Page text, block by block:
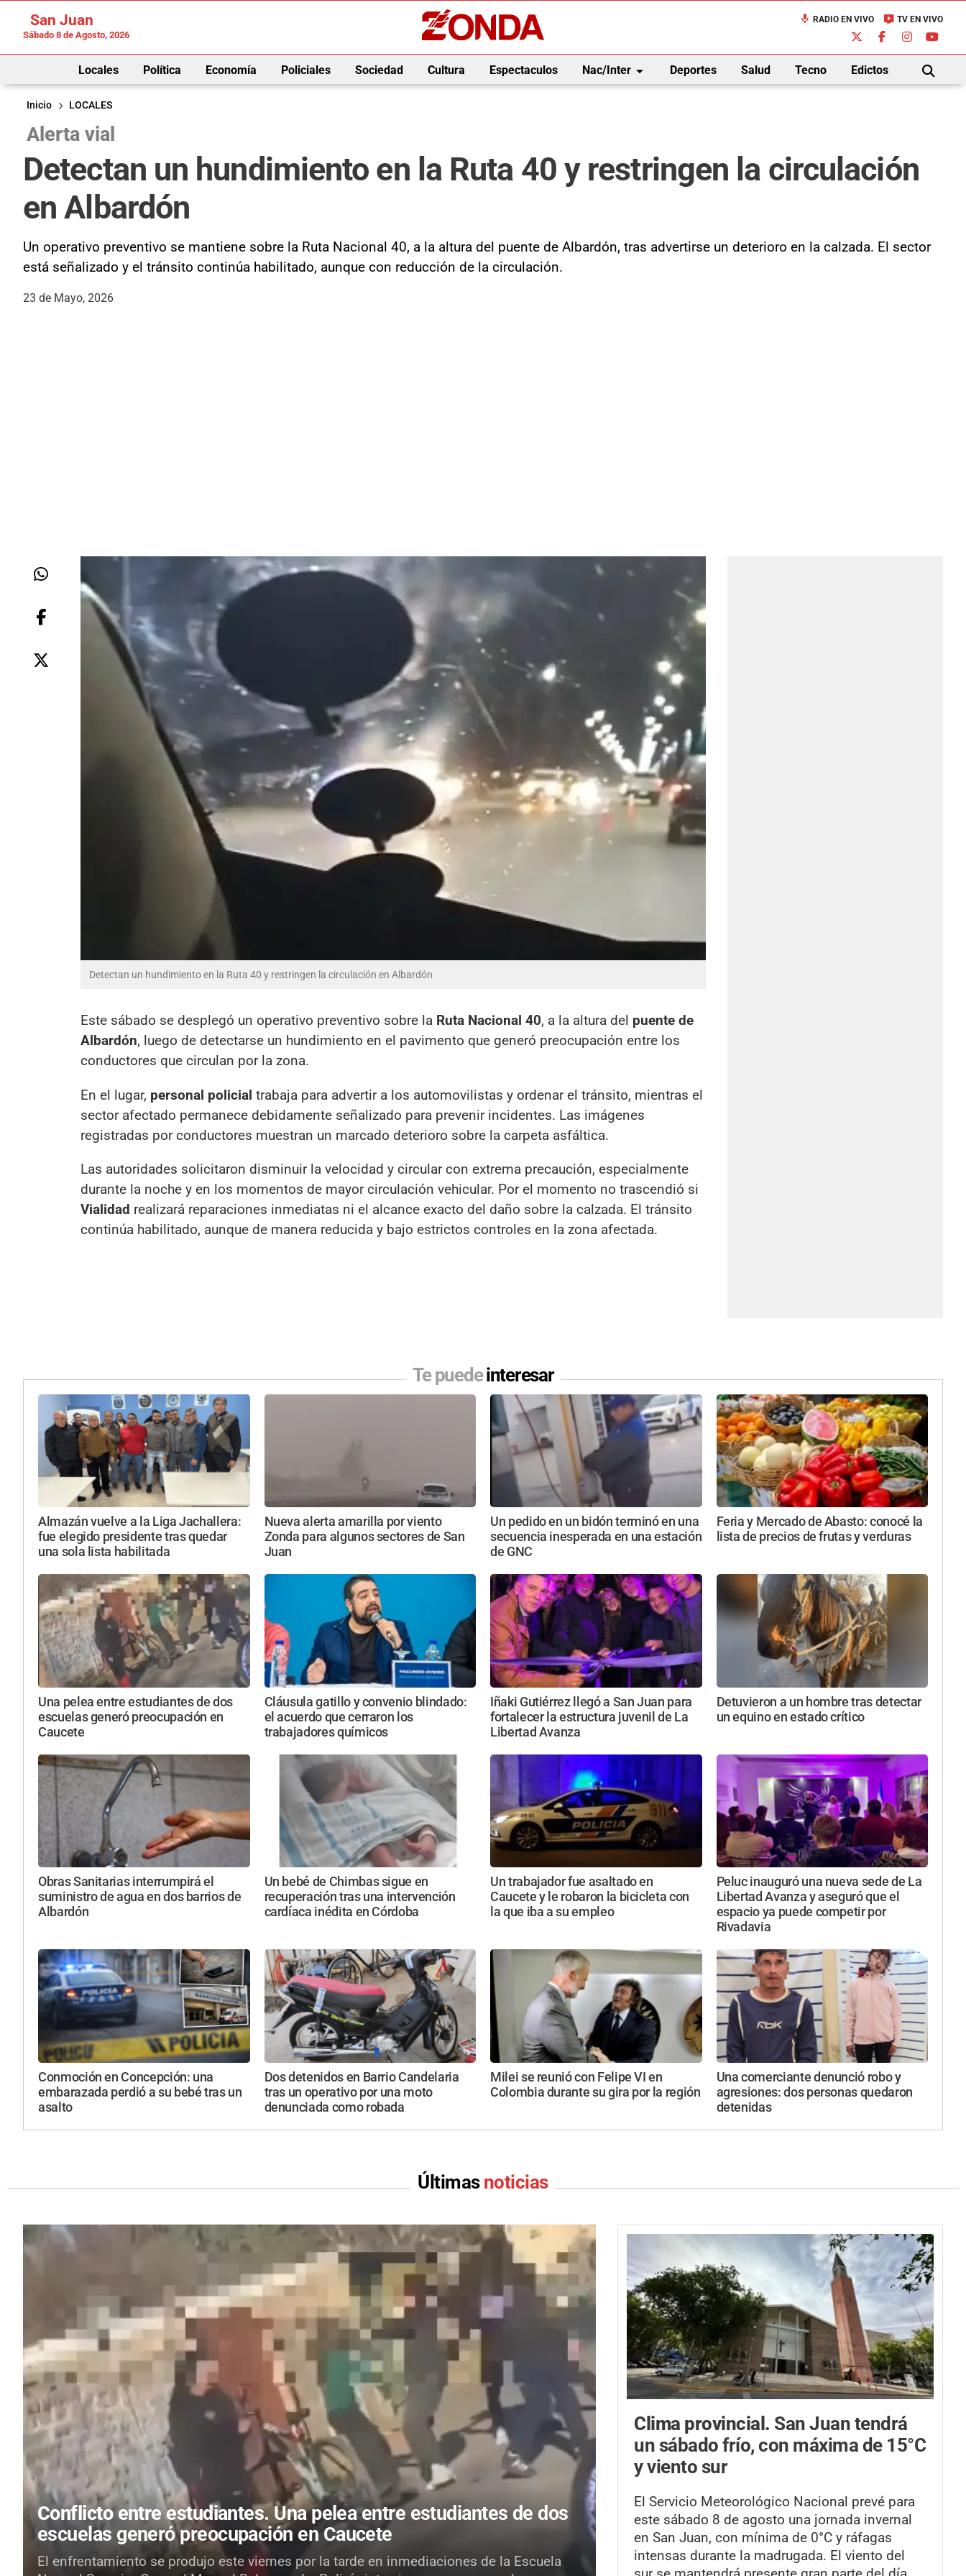
San Juan
Sábado 8 de Agosto, 2026
mic RADIO EN VIVO live_tv TV EN VIVO
Locales Política Economía Policiales Sociedad Cultura Espectaculos Nac/Interarrow_drop_down Deportes Salud Tecno Edictos
BUSCAR
Inicio
LOCALES
Alerta vial
Detectan un hundimiento en la Ruta 40 y restringen la circulación
en Albardón
Un operativo preventivo se mantiene sobre la Ruta Nacional 40, a la altura del puente de Albardón, tras advertirse un deterioro en la calzada. El sector
está señalizado y el tránsito continúa habilitado, aunque con reducción de la circulación.
23 de Mayo, 2026
Detectan un hundimiento en la Ruta 40 y restringen la circulación en Albardón
Este sábado se desplegó un operativo preventivo sobre la Ruta Nacional 40, a la altura del puente de
Albardón, luego de detectarse un hundimiento en el pavimento que generó preocupación entre los
conductores que circulan por la zona.
En el lugar, personal policial trabaja para advertir a los automovilistas y ordenar el tránsito, mientras el
sector afectado permanece debidamente señalizado para prevenir incidentes. Las imágenes
registradas por conductores muestran un marcado deterioro sobre la carpeta asfáltica.
Las autoridades solicitaron disminuir la velocidad y circular con extrema precaución, especialmente
durante la noche y en los momentos de mayor circulación vehicular. Por el momento no trascendió si
Vialidad realizará reparaciones inmediatas ni el alcance exacto del daño sobre la calzada. El tránsito
continúa habilitado, aunque de manera reducida y bajo estrictos controles en la zona afectada.
Te puedeinteresar
Almazán vuelve a la Liga Jachallera:
fue elegido presidente tras quedar
una sola lista habilitada
Nueva alerta amarilla por viento
Zonda para algunos sectores de San
Juan
Un pedido en un bidón terminó en una
secuencia inesperada en una estación
de GNC
Feria y Mercado de Abasto: conocé la
lista de precios de frutas y verduras
Una pelea entre estudiantes de dos
escuelas generó preocupación en
Caucete
Cláusula gatillo y convenio blindado:
el acuerdo que cerraron los
trabajadores químicos
Iñaki Gutiérrez llegó a San Juan para
fortalecer la estructura juvenil de La
Libertad Avanza
Detuvieron a un hombre tras detectar
un equino en estado crítico
Obras Sanitarias interrumpirá el
suministro de agua en dos barrios de
Albardón
Un bebé de Chimbas sigue en
recuperación tras una intervención
cardíaca inédita en Córdoba
Un trabajador fue asaltado en
Caucete y le robaron la bicicleta con
la que iba a su empleo
Peluc inauguró una nueva sede de La
Libertad Avanza y aseguró que el
espacio ya puede competir por
Rivadavia
Conmoción en Concepción: una
embarazada perdió a su bebé tras un
asalto
Dos detenidos en Barrio Candelaria
tras un operativo por una moto
denunciada como robada
Milei se reunió con Felipe VI en
Colombia durante su gira por la región
Una comerciante denunció robo y
agresiones: dos personas quedaron
detenidas
Últimas noticias
Conflicto entre estudiantes.Una pelea entre estudiantes de dos
escuelas generó preocupación en Caucete
El enfrentamiento se produjo este viernes por la tarde en inmediaciones de la Escuela
Clima provincial. San Juan tendrá
un sábado frío, con máxima de 15°C
y viento sur
El Servicio Meteorológico Nacional prevé para
este sábado 8 de agosto una jornada invernal
en San Juan, con mínima de 0°C y ráfagas
intensas durante la madrugada. El viento del